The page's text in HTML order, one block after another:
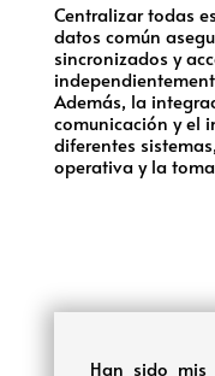
Centralizar todas
datos común
sincronizados y
Además, la
comunicación y el
diferentes
operativa y la
Han sido